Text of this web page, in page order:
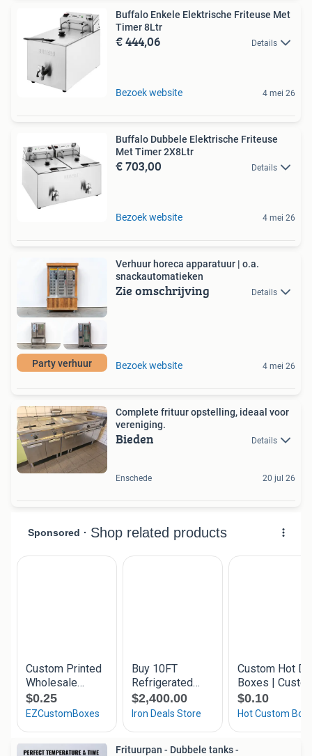
Buffalo Enkele Elektrische Friteuse Met
Timer 8Ltr
€ 444,06 Details
Bezoek website 4 mei 26
Buffalo Dubbele Elektrische Friteuse
Met Timer 2X8Ltr
€ 703,00 Details
Bezoek website 4 mei 26
Party verhuur
Verhuur horeca apparatuur | o.a.
snackautomatieken
Zie omschrijving Details
Bezoek website 4 mei 26
Complete frituur opstelling, ideaal voor
vereniging.
Bieden Details
Enschede 20 jul 26
Frituurpan - Dubbele tanks -